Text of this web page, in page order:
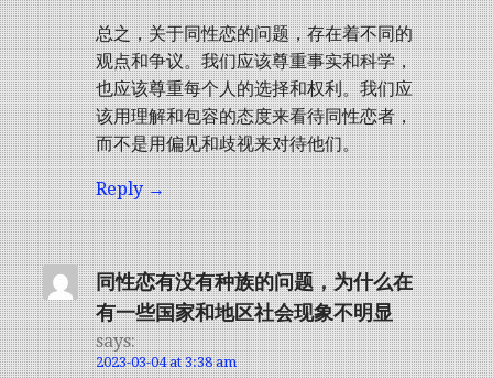
总之，关于同性恋的问题，存在着不同的
观点和争议。我们应该尊重事实和科学，
也应该尊重每个人的选择和权利。我们应
该用理解和包容的态度来看待同性恋者，
而不是用偏见和歧视来对待他们。
Reply
同性恋有没有种族的问题，为什么在
有一些国家和地区社会现象不明显
says:
2023-03-04 at 3:38 am